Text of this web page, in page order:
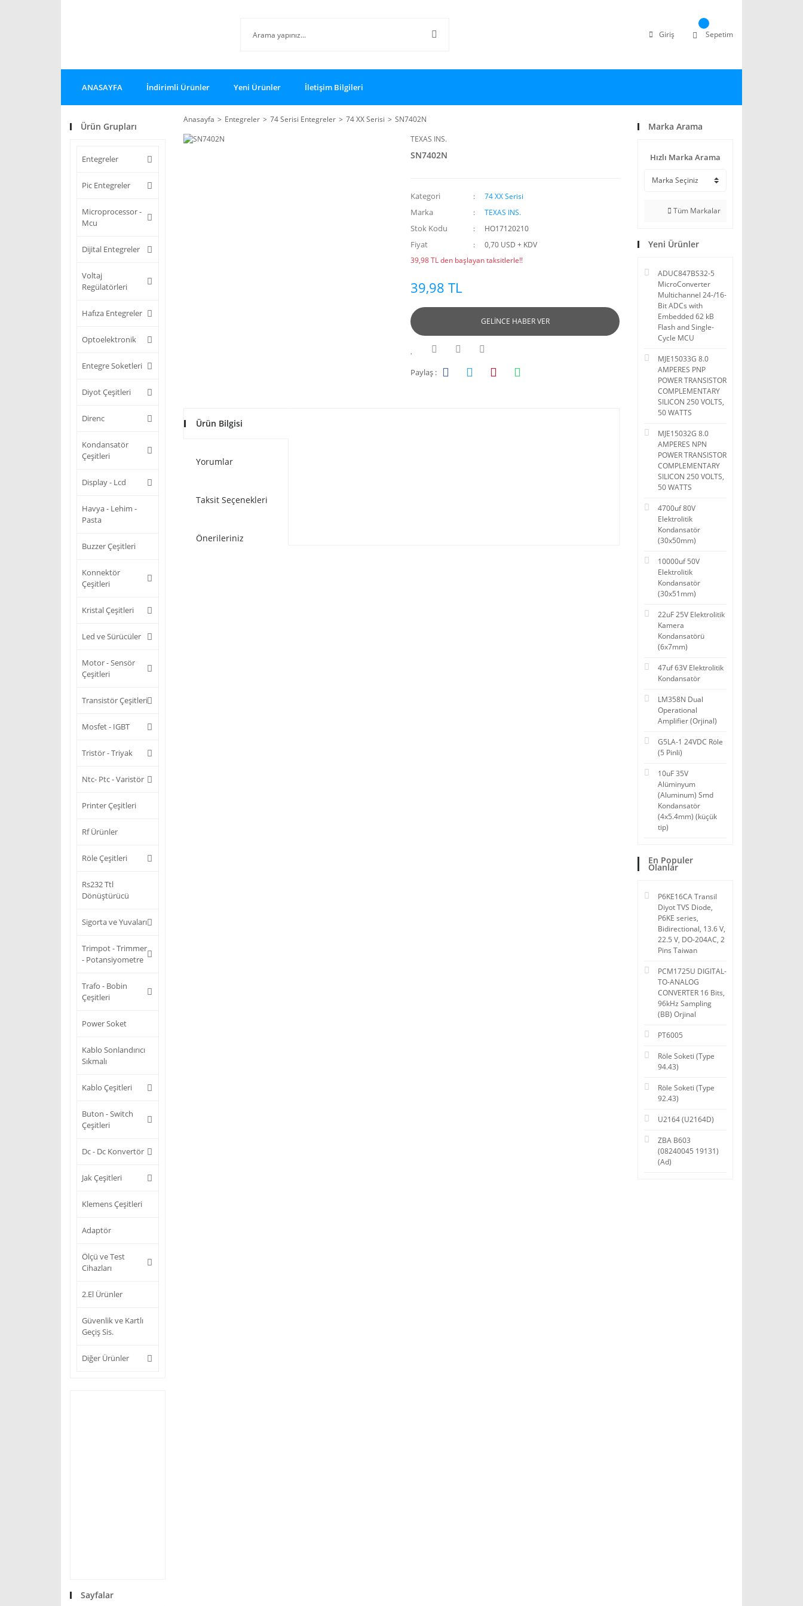
Giriş Sepetim
ANASAYFA İndirimli Ürünler Yeni Ürünler İletişim Bilgileri
Ürün Grupları
Entegreler
Pic Entegreler
Microprocessor -
Mcu
Dijital Entegreler
Voltaj
Regülatörleri
Hafıza Entegreler
Optoelektronik
Entegre Soketleri
Diyot Çeşitleri
Direnc
Kondansatör
Çeşitleri
Display - Lcd
Havya - Lehim -
Pasta
Buzzer Çeşitleri
Konnektör
Çeşitleri
Kristal Çeşitleri
Led ve Sürücüler
Motor - Sensör
Çeşitleri
Transistör Çeşitleri
Mosfet - IGBT
Tristör - Triyak
Ntc- Ptc - Varistör
Printer Çeşitleri
Rf Ürünler
Röle Çeşitleri
Rs232 Ttl
Dönüştürücü
Sigorta ve Yuvaları
Trimpot - Trimmer
- Potansiyometre
Trafo - Bobin
Çeşitleri
Power Soket
Kablo Sonlandırıcı
Sıkmalı
Kablo Çeşitleri
Buton - Switch
Çeşitleri
Dc - Dc Konvertör
Jak Çeşitleri
Klemens Çeşitleri
Adaptör
Ölçü ve Test
Cihazları
2.El Ürünler
Güvenlik ve Kartlı
Geçiş Sis.
Diğer Ürünler
Sayfalar
Anasayfa Entegreler 74 Serisi Entegreler 74 XX Serisi
SN7402N
TEXAS INS.
SN7402N
Kategori 74 XX Serisi
Marka TEXAS INS.
Stok Kodu HO17120210
Fiyat
0,70 USD + KDV
39,98 TL den başlayan taksitlerle!!
39,98 TL
GELİNCE HABER VER
Paylaş :
Ürün Bilgisi
Yorumlar
Taksit Seçenekleri
Önerileriniz
Marka Arama
Hızlı Marka Arama
Tüm Markalar
Yeni Ürünler
ADUC847BS32-5
MicroConverter
Multichannel 24-/16-
Bit ADCs with
Embedded 62 kB
Flash and Single-
Cycle MCU
MJE15033G 8.0
AMPERES PNP
POWER TRANSISTOR
COMPLEMENTARY
SILICON 250 VOLTS,
50 WATTS
MJE15032G 8.0
AMPERES NPN
POWER TRANSISTOR
COMPLEMENTARY
SILICON 250 VOLTS,
50 WATTS
4700uf 80V
Elektrolitik
Kondansatör
(30x50mm)
10000uf 50V
Elektrolitik
Kondansatör
(30x51mm)
22uF 25V Elektrolitik
Kamera
Kondansatörü
(6x7mm)
47uf 63V Elektrolitik
Kondansatör
LM358N Dual
Operational
Amplifier (Orjinal)
G5LA-1 24VDC Röle
(5 Pinli)
10uF 35V
Alüminyum
(Aluminum) Smd
Kondansatör
(4x5.4mm) (küçük
tip)
En Populer
Olanlar
P6KE16CA Transil
Diyot TVS Diode,
P6KE series,
Bidirectional, 13.6 V,
22.5 V, DO-204AC, 2
Pins Taiwan
PCM1725U DIGITAL-
TO-ANALOG
CONVERTER 16 Bits,
96kHz Sampling
(BB) Orjinal
PT6005
Röle Soketi (Type
94.43)
Röle Soketi (Type
92.43)
U2164 (U2164D)
ZBA B603
(08240045 19131)
(Ad)